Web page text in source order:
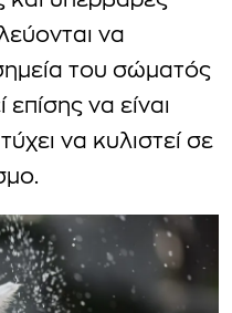
να
του σώματός
να είναι
να κυλιστεί σε